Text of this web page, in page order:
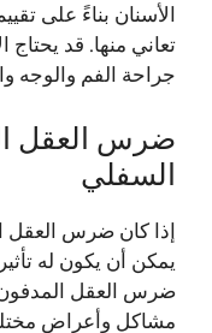
الأسنان بناءً على
تعاني منها. قد يحتاج
جراحة الفم والوجه
ضرس العقل
السفلي
إذا كان ضرس العقل
يمكن أن يكون له
ضرس العقل
مشاكل وأعراض